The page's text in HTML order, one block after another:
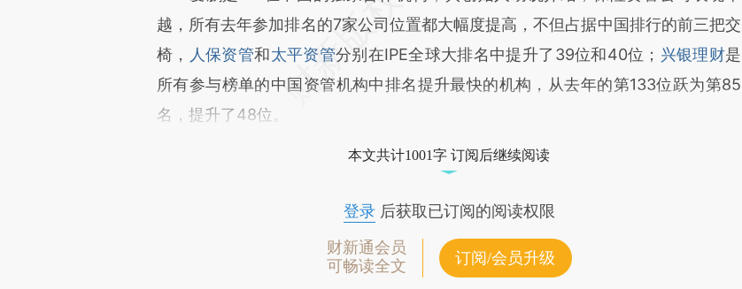
越，所有去年参加排名的7家公司位置都大幅度提高，不但占据中国排行的前三把交
椅，
人保资管和太平资管分别在IPE全球大排名中提升了39位和40位； 兴银理财是
所有参与榜单的中国资管机构中排名提升最快的机构，从去年的第133位跃为第85
名，提升了48位。
本文共计1001字 订阅后继续阅读
登录后获取已订阅的阅读权限
财新通会员
可畅读全文
订阅/会员升级